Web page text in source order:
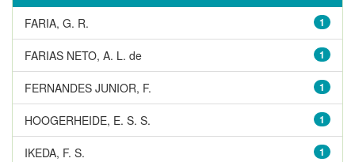
1
FARIA, G. R.
1
FARIAS NETO, A. L. de
1
FERNANDES JUNIOR, F.
1
HOOGERHEIDE, E. S. S.
1
IKEDA, F. S.